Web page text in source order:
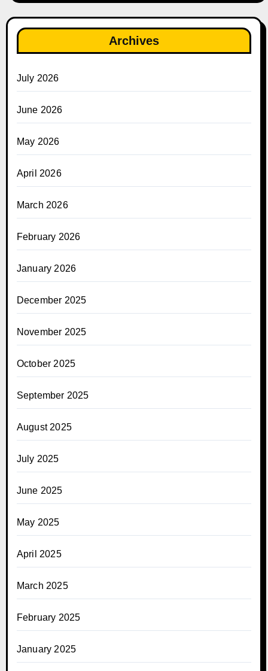
Archives
July 2026
June 2026
May 2026
April 2026
March 2026
February 2026
January 2026
December 2025
November 2025
October 2025
September 2025
August 2025
July 2025
June 2025
May 2025
April 2025
March 2025
February 2025
January 2025